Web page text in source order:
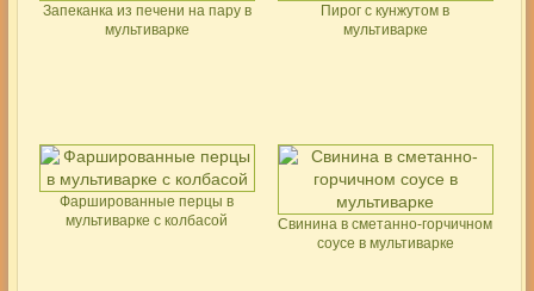
Запеканка из печени на пару в
мультиварке
Пирог с кунжутом в
мультиварке
Фаршированные перцы в
мультиварке с колбасой
Свинина в сметанно-горчичном
соусе в мультиварке